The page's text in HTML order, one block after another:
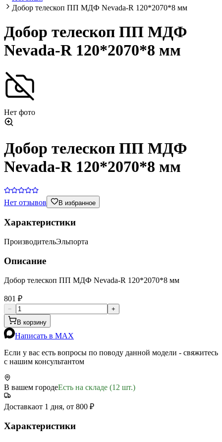
Добор телескоп ПП МДФ Nevada-R 120*2070*8 мм
Добор телескоп ПП МДФ
Nevada-R 120*2070*8 мм
Нет фото
Добор телескоп ПП МДФ
Nevada-R 120*2070*8 мм
Нет отзывов В избранное
Характеристики
ПроизводительЭльпорта
Описание
Добор телескоп ПП МДФ Nevada-R 120*2070*8 мм
801 ₽
−
+
В корзину
Написать в MAX
Если у вас есть вопросы по поводу данной модели - свяжитесь
с нашим консультантом
В вашем городеЕсть на складе (12 шт.)
Доставкаот 1 дня, от 800 ₽
Характеристики